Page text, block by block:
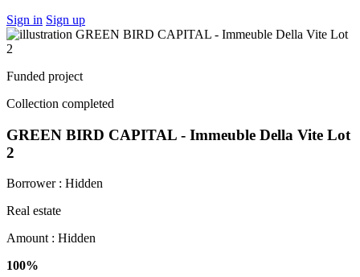
Sign in Sign up
Funded project
Collection completed
GREEN BIRD CAPITAL - Immeuble Della Vite Lot
2
Borrower : Hidden
Real estate
Amount : Hidden
100%